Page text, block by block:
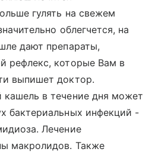
гулять на свежем
облегчется, на
дают препараты,
рефлекс, которые Вам в
выпишет доктор.
в течение дня может
бактериальных инфекций -
Лечение
макролидов. Также